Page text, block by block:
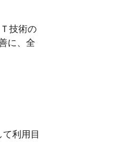
技術の
に、全
利用目